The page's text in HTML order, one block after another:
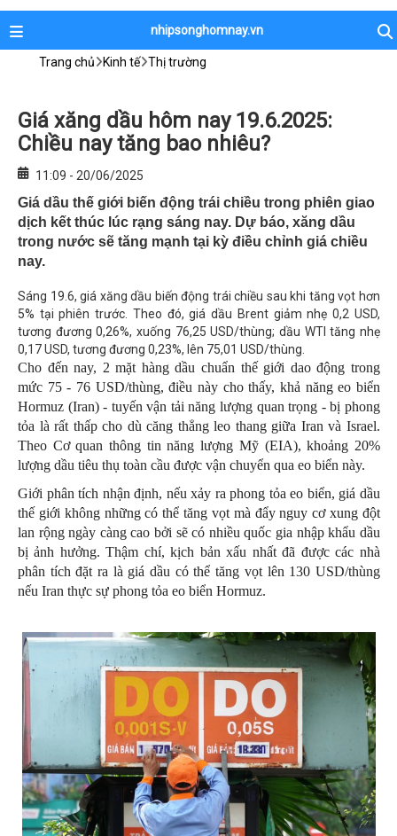
nhipsonghomnay.vn
Trang chủ Kinh tế Thị trường
Giá xăng dầu hôm nay 19.6.2025:
Chiều nay tăng bao nhiêu?
11:09 - 20/06/2025
Giá dầu thế giới biến động trái chiều trong phiên giao
dịch kết thúc lúc rạng sáng nay. Dự báo, xăng dầu
trong nước sẽ tăng mạnh tại kỳ điều chỉnh giá chiều
nay.
Sáng 19.6, giá xăng dầu biến động trái chiều sau khi tăng vọt hơn
5% tại phiên trước. Theo đó, giá dầu Brent giảm nhẹ 0,2 USD,
tương đương 0,26%, xuống 76,25 USD/thùng; dầu WTI tăng nhẹ
0,17 USD, tương đương 0,23%, lên 75,01 USD/thùng.
Cho đến nay, 2 mặt hàng dầu chuẩn thế giới dao động trong
mức 75 - 76 USD/thùng, điều này cho thấy, khả năng eo biển
Hormuz (Iran) - tuyến vận tải năng lượng quan trọng - bị phong
tỏa là rất thấp cho dù căng thẳng leo thang giữa Iran và Israel.
Theo Cơ quan thông tin năng lượng Mỹ (EIA), khoảng 20%
lượng dầu tiêu thụ toàn cầu được vận chuyển qua eo biển này.
Giới phân tích nhận định, nếu xảy ra phong tỏa eo biển, giá dầu
thế giới không những có thể tăng vọt mà đẩy nguy cơ xung đột
lan rộng ngày càng cao bởi sẽ có nhiều quốc gia nhập khẩu dầu
bị ảnh hưởng. Thậm chí, kịch bản xấu nhất đã được các nhà
phân tích đặt ra là giá dầu có thể tăng vọt lên 130 USD/thùng
nếu Iran thực sự phong tỏa eo biển Hormuz.